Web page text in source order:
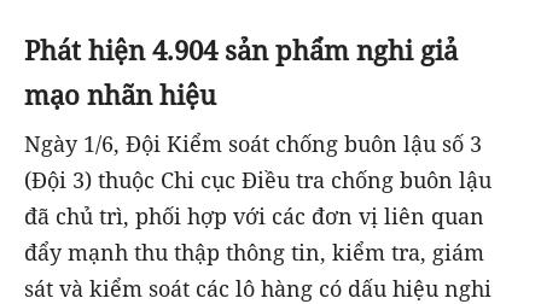
Phát hiện 4.904 sản phẩm nghi giả
mạo nhãn hiệu
Ngày 1/6, Đội Kiểm soát chống buôn lậu số 3
(Đội 3) thuộc Chi cục Điều tra chống buôn lậu
đã chủ trì, phối hợp với các đơn vị liên quan
đẩy mạnh thu thập thông tin, kiểm tra, giám
sát và kiểm soát các lô hàng có dấu hiệu nghi